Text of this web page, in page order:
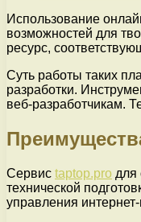
Использование
возможностей для
ресурс,
Суть работы таких
разработки.
веб-разработчикам.
Сервис taptop.pro для
технической
управления